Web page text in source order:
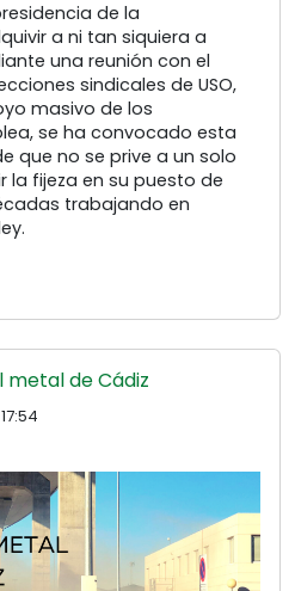
de la
a ni tan siquiera a
una reunión con el
sindicales de USO,
masivo de los
se ha convocado esta
que no se prive a un solo
la fijeza en su puesto de
trabajando en
metal de Cádiz